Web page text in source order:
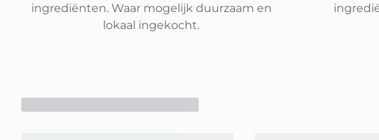
ingrediënten. Waar mogelijk duurzaam en
lokaal ingekocht.
Gerelateerde producten